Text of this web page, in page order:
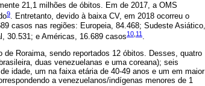
21,1 milhões de óbitos. Em de 2017, a OMS
9. Entretanto, devido à baixa CV, em 2018 ocorreu o
casos nas regiões: Europeia, 84.468; Sudeste Asiático,
30.531; e Américas, 16.689 casos10 11 .
Roraima, sendo reportados 12 óbitos. Desses, quatro
duas venezuelanas e uma coreana); seis
idade, um na faixa etária de 40-49 anos e um em maior
a venezuelanos/indígenas menores de 1